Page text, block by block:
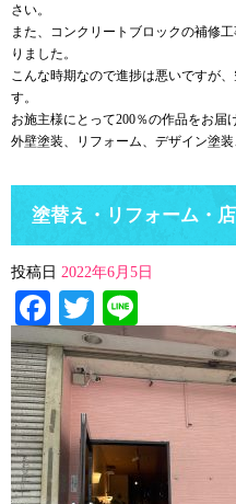
さい。
また、コンクリートブロックの補修
りました。
こんな時期なので進捗は悪いですが
す。
お施主様にとって200％の作品をお届
外壁塗装、リフォーム、デザイン塗
塗替え・リフォーム・
投稿日 2022年6月5日
Facebook
Twitter